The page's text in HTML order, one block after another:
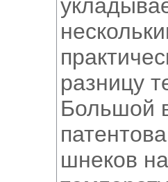
разницу
Большой
шнеков